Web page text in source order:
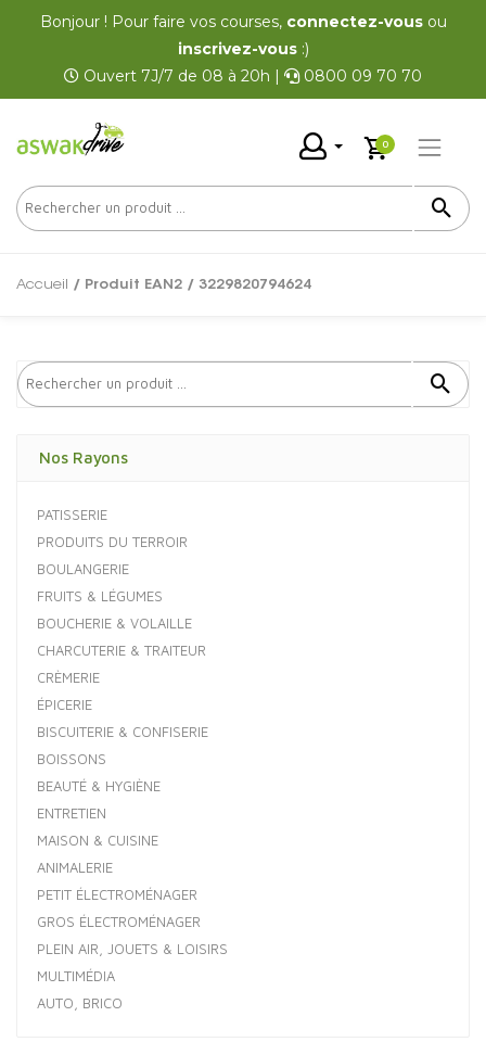
Bonjour ! Pour faire vos courses, connectez-vousou
inscrivez-vous:)
Ouvert 7J/7 de 08 à 20h |
0800 09 70 70
0
Accueil / Produit EAN2 / 3229820794624
Nos Rayons
PATISSERIE
PRODUITS DU TERROIR
BOULANGERIE
FRUITS & LÉGUMES
BOUCHERIE & VOLAILLE
CHARCUTERIE & TRAITEUR
CRÈMERIE
ÉPICERIE
BISCUITERIE & CONFISERIE
BOISSONS
BEAUTÉ & HYGIÈNE
ENTRETIEN
MAISON & CUISINE
ANIMALERIE
PETIT ÉLECTROMÉNAGER
GROS ÉLECTROMÉNAGER
PLEIN AIR, JOUETS & LOISIRS
MULTIMÉDIA
AUTO, BRICO